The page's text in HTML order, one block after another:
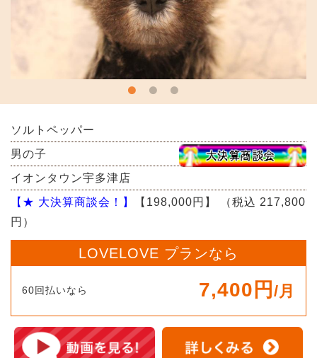
ソルトペッパー
男の子
イオンタウン宇多津店
【★ 大決算商談会！】
【198,000円】
（税込 217,800
円）
LOVELOVE プランなら
60回払いなら 7,400円 /月